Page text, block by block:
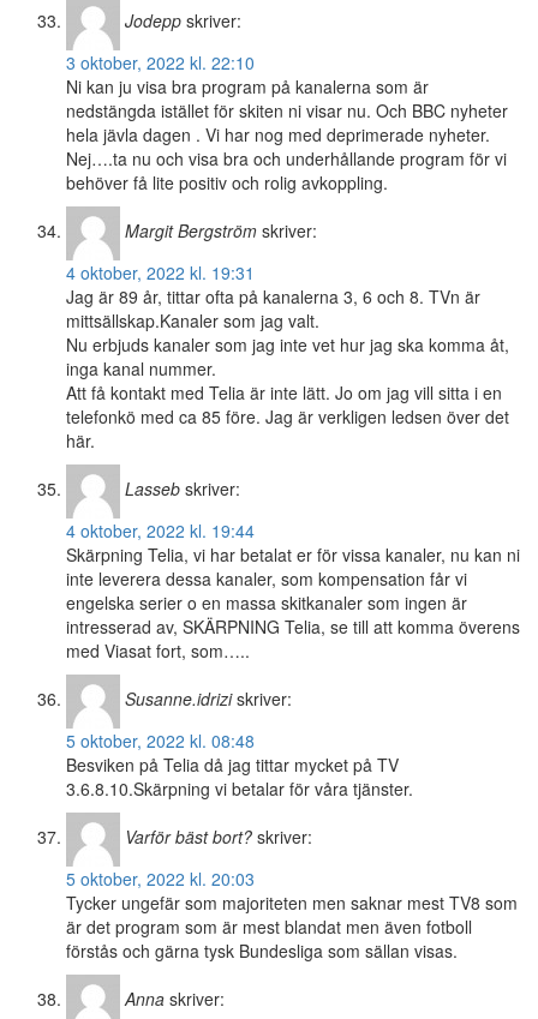
Jodepp skriver:
3 oktober, 2022 kl. 22:10
Ni kan ju visa bra program på kanalerna som är
nedstängda istället för skiten ni visar nu. Och BBC nyheter
hela jävla dagen . Vi har nog med deprimerade nyheter.
Nej….ta nu och visa bra och underhållande program för vi
behöver få lite positiv och rolig avkoppling.
Margit Bergström skriver:
4 oktober, 2022 kl. 19:31
Jag är 89 år, tittar ofta på kanalerna 3, 6 och 8. TVn är
mittsällskap.Kanaler som jag valt.
Nu erbjuds kanaler som jag inte vet hur jag ska komma åt,
inga kanal nummer.
Att få kontakt med Telia är inte lätt. Jo om jag vill sitta i en
telefonkö med ca 85 före. Jag är verkligen ledsen över det
här.
Lasseb skriver:
4 oktober, 2022 kl. 19:44
Skärpning Telia, vi har betalat er för vissa kanaler, nu kan ni
inte leverera dessa kanaler, som kompensation får vi
engelska serier o en massa skitkanaler som ingen är
intresserad av, SKÄRPNING Telia, se till att komma överens
med Viasat fort, som…..
Susanne.idrizi skriver:
5 oktober, 2022 kl. 08:48
Besviken på Telia då jag tittar mycket på TV
3.6.8.10.Skärpning vi betalar för våra tjänster.
Varför bäst bort? skriver:
5 oktober, 2022 kl. 20:03
Tycker ungefär som majoriteten men saknar mest TV8 som
är det program som är mest blandat men även fotboll
förstås och gärna tysk Bundesliga som sällan visas.
Anna skriver: